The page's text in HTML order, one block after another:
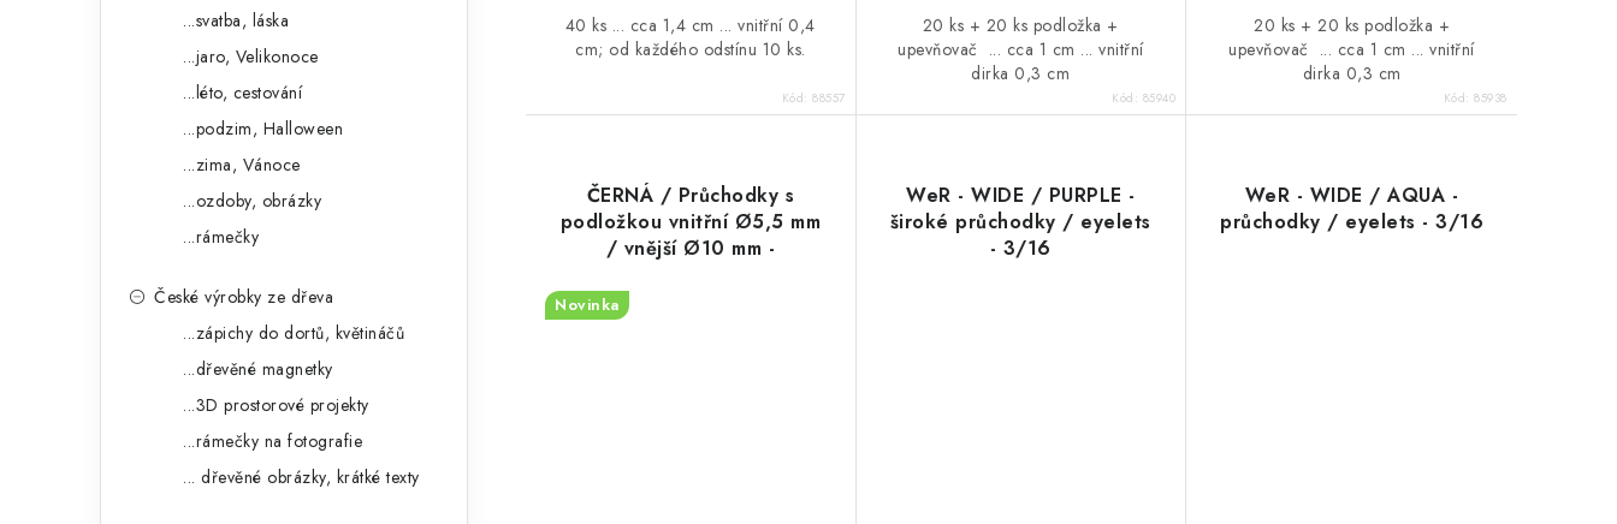
...svatba, láska
...jaro, Velikonoce
...léto, cestování
...podzim, Halloween
...zima, Vánoce
...ozdoby, obrázky
...rámečky
České výrobky ze dřeva
...zápichy do dortů, květináčů
...dřevěné magnetky
...3D prostorové projekty
...rámečky na fotografie
... dřevěné obrázky, krátké texty
40 ks ... cca 1,4 cm ... vnitřní 0,4
cm; od každého odstínu 10 ks.
Kód:88557
20 ks + 20 ks podložka +
upevňovač ... cca 1 cm ... vnitřní
dirka 0,3 cm
Kód: 85940
20 ks + 20 ks podložka +
upevňovač ... cca 1 cm ... vnitřní
dirka 0,3 cm
Kód:85938
ČERNÁ / Průchodky s
podložkou vnitřní Ø5,5 mm
/ vnější Ø10 mm -
Novinka
WeR - WIDE / PURPLE -
široké průchodky / eyelets
- 3/16
WeR - WIDE / AQUA -
průchodky / eyelets - 3/16